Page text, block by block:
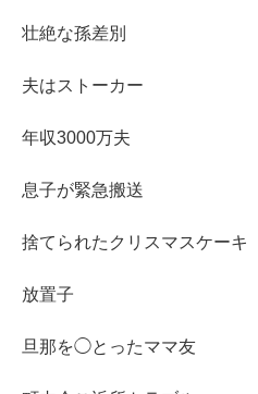
壮絶な孫差別
夫はストーカー
年収3000万夫
息子が緊急搬送
捨てられたクリスマスケーキ
放置子
旦那を◯とったママ友